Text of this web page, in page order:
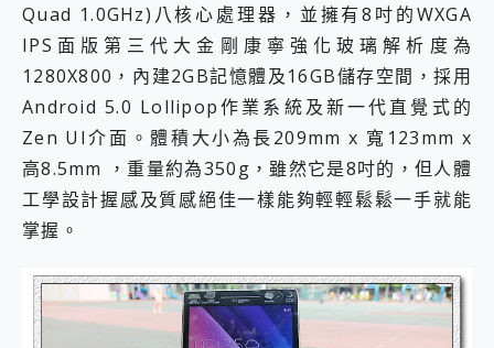
Quad 1.0GHz)八核心處理器，並擁有8吋的WXGA
IPS面版第三代大金剛康寧強化玻璃解析度為
1280X800，內建2GB記憶體及16GB儲存空間，採用
Android 5.0 Lollipop作業系統及新一代直覺式的
Zen UI介面。體積大小為長209mm x 寬123mm x
高8.5mm ，重量約為350g，雖然它是8吋的，但人體
工學設計握感及質感絕佳一樣能夠輕輕鬆鬆一手就能
掌握。